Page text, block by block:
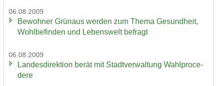
06.08.2009
Be­woh­ner Grün­aus wer­den zum Thema Ge­sund­heit,
Wohl­be­fin­den und Le­bens­welt be­fragt
06.08.2009
Lan­des­di­rek­ti­on berät mit Stadt­ver­wal­tung Wahlpro­ce­
de­re